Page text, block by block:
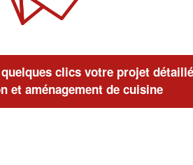
clics votre projet détaillé
et aménagement de cuisine